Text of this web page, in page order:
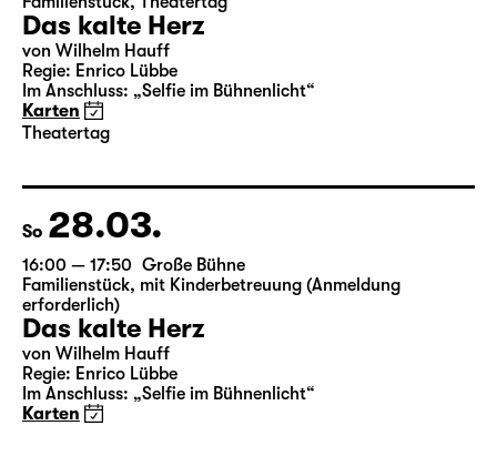
Sa 27.03.
19:30 — 21:20 Große Bühne
Familienstück
Theatertag
Das kalte Herz
von Wilhelm Hauff
Karten
Theatertag
So 28.03.
16:00 — 17:50 Große Bühne
Familienstück , mit Kinderbetreuung (Anmeldung
erforderlich)
Das kalte Herz